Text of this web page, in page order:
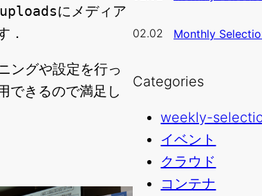
にメディア
．
ングや設定を行っ
できるので満足し
02.02 Monthly
Categories
weekly-
イベント
クラウド
コンテナ